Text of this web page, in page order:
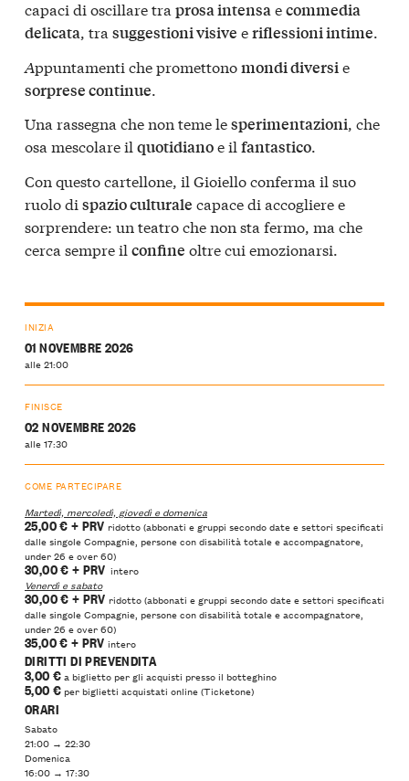
capaci di oscillare tra prosa intensaecommedia
delicata, tra suggestioni visive eriflessioni intime.
Appuntamenti che promettonomondi diversi e
sorprese continue
Una rassegna che non teme lesperimentazioni, che
osa mescolare il quotidianoe il fantastico.
Con questo cartellone, il Gioiello conferma il suo
ruolo di spazio culturale capace di accogliere e
sorprendere: un teatro che non sta fermo, ma che
cerca sempre il confine oltre cui emozionarsi.
INIZIA
01 NOVEMBRE 2026
alle 21:00
FINISCE
02 NOVEMBRE 2026
alle 17:30
COME PARTECIPARE
Martedì, mercoledì, giovedì e domenica
25,00 €+ PRV ridotto (abbonati e gruppi secondo date e settori specificati
dalle singole Compagnie, persone con disabilità totale e accompagnatore,
under 26 e over 60)
30,00 €+ PRV intero
Venerdì e sabato
30,00 €+ PRV ridotto (abbonati e gruppi secondo date e settori specificati
dalle singole Compagnie, persone con disabilità totale e accompagnatore,
under 26 e over 60)
35,00 €+ PRV intero
DIRITTI DI PREVENDITA
3,00 €a biglietto per gli acquisti presso il botteghino
5,00€per biglietti acquistati online (Ticketone)
ORARI
Sabato
21:00 → 22:30
Domenica
16:00 → 17:30